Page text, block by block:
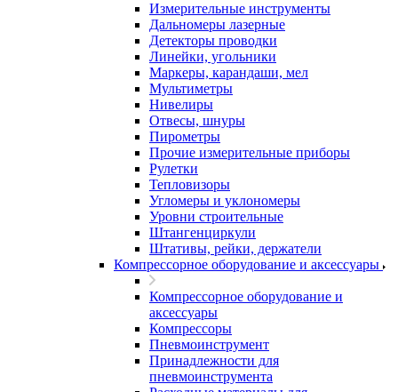
Измерительные инструменты
Дальномеры лазерные
Детекторы проводки
Линейки, угольники
Маркеры, карандаши, мел
Мультиметры
Нивелиры
Отвесы, шнуры
Пирометры
Прочие измерительные приборы
Рулетки
Тепловизоры
Угломеры и уклономеры
Уровни строительные
Штангенциркули
Штативы, рейки, держатели
Компрессорное оборудование и аксессуары
Компрессорное оборудование и
аксессуары
Компрессоры
Пневмоинструмент
Принадлежности для
пневмоинструмента